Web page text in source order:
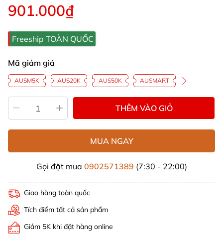
901.000₫
Freeship TOÀN QUỐC
Mã giảm giá
AUSM5K AUS20K AUS50K AUSMART
THÊM VÀO GIỎ
MUA NGAY
Gọi đặt mua 0902571389 (7:30 - 22:00)
Giao hàng toàn quốc
Tích điểm tất cả sản phẩm
Giảm 5K khi đặt hàng online